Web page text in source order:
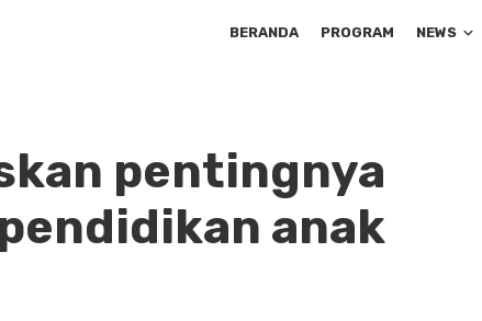
BERANDA PROGRAM NEWS
pentingnya
anak